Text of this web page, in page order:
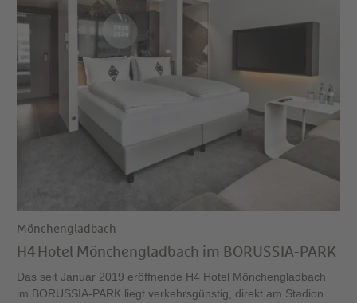
Mönchengladbach
H4 Hotel Mönchengladbach im BORUSSIA-PARK
Das seit Januar 2019 eröffnende H4 Hotel Mönchengladbach
im BORUSSIA-PARK liegt verkehrsgünstig, direkt am Stadion